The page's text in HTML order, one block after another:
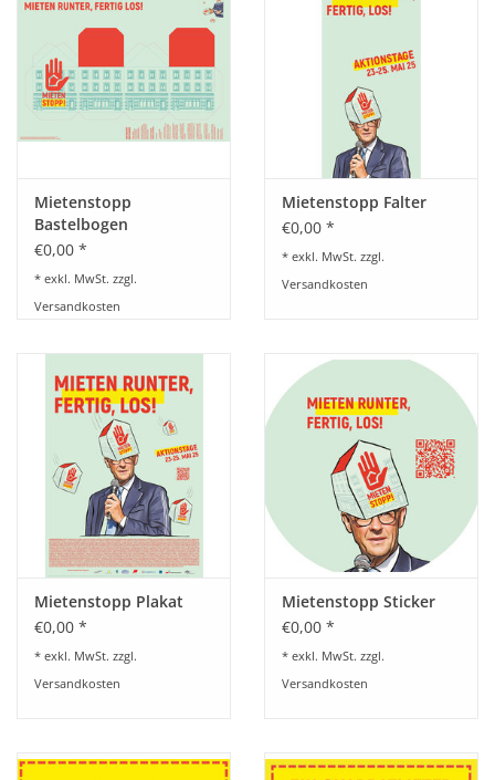
HANDWERK
1. MAI
TARIFWENDE
INITIATIVE „MENSCH“
GEWERKSCHAFTEN FÜR DEN
FRIEDEN
VEREINBARKEIT GESTALTEN
MIETENSTOPP
BETRIEBSRATSWAHL 2026
ARBEITSZEIT
Mietenstopp
Bastelbogen
€0,00 *
* exkl. MwSt. zzgl.
Versandkosten
Mietenstopp Falter
€0,00 *
* exkl. MwSt. zzgl.
Versandkosten
Mietenstopp Plakat
€0,00 *
* exkl. MwSt. zzgl.
Versandkosten
Mietenstopp Sticker
€0,00 *
* exkl. MwSt. zzgl.
Versandkosten